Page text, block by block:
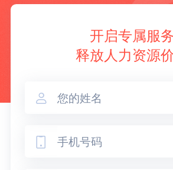
开启专属服
释放人力资源

